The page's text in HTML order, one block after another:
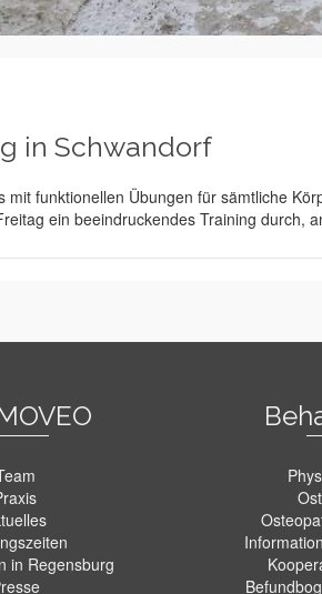
in Schwandorf
funktionellen Übungen für sämtliche
ein beeindruckendes Training durch,
in Regensburg